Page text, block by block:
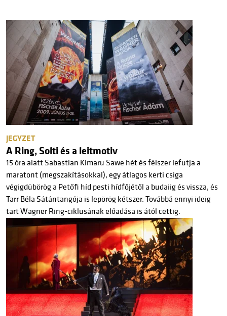
JEGYZET
A Ring, Solti és a leitmotiv
15 óra alatt Sabastian Kimaru Sawe hét és félszer lefutja a
maratont (megszakításokkal), egy átlagos kerti csiga
végigdübörög a Petőfi híd pesti hídfőjétől a budaiig és vissza, és
Tarr Béla Sátántangója is lepörög kétszer. Továbbá ennyi ideig
tart Wagner Ring-ciklusának előadása is ától cettig.